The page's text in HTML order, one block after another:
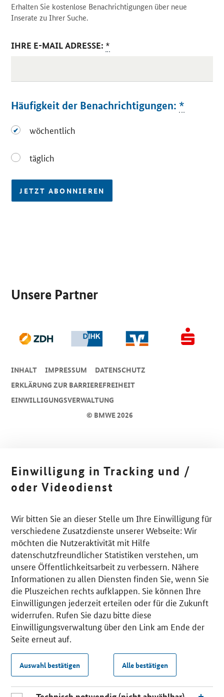
Erhalten Sie kostenlose Benachrichtigungen über neue
Inserate zu Ihrer Suche.
IHRE E-MAIL ADRESSE: *
Häufigkeit der Benachrichtigungen: *
wöchentlich
wöchentlich
täglich
täglich
JETZT ABONNIEREN
Unsere Partner
© BMWE 2026
INHALT IMPRESSUM
DA­TEN­SCHUTZ
ERKLÄRUNG ZUR BARRIEREFREIHEIT
EINWILLIGUNGSVERWALTUNG
Einwilligung in Tracking und /
oder Videodienst
Wir bitten Sie an dieser Stelle um Ihre Einwilligung für
verschiedene Zusatzdienste unserer Webseite: Wir
möchten die Nutzeraktivität mit Hilfe
datenschutzfreundlicher Statistiken verstehen, um
unsere Öffentlichkeitsarbeit zu verbessern. Nähere
Informationen zu allen Diensten finden Sie, wenn Sie
die Pluszeichen rechts aufklappen. Sie können Ihre
Einwilligungen jederzeit erteilen oder für die Zukunft
widerrufen. Rufen Sie dazu bitte diese
Einwilligungsverwaltung über den Link am Ende der
Seite erneut auf.
Auswahl bestätigen Alle bestätigen